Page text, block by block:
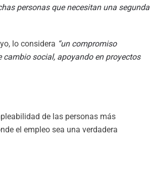
personas que necesitan una segunda
lo considera “un compromiso
social, apoyando en proyectos
de las personas más
el empleo sea una verdadera